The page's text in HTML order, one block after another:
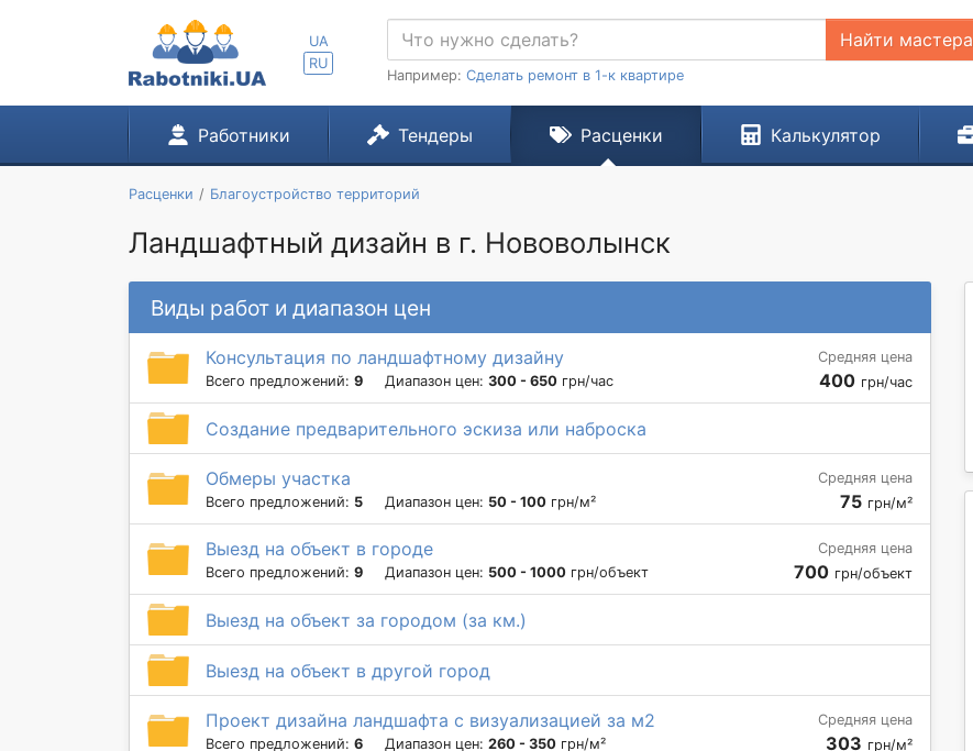
UA
RU
Найти мастера
Например: Сделать ремонт в 1-к квартире
Работники Тендеры Расценки Калькулятор
Расценки Благоустройство территорий
Ландшафтный дизайн в г. Нововолынск
Виды работ и диапазон цен
Консультация по ландшафтному дизайну
Всего предложений: 9 Диапазон цен: 300 - 650 грн/час
Средняя цена
400 грн/час
Создание предварительного эскиза или наброска
Обмеры участка
Всего предложений: 5 Диапазон цен: 50 - 100 грн/м²
Средняя цена
75 грн/м²
Выезд на объект в городе
Всего предложений: 9 Диапазон цен: 500 - 1000 грн/объект
Средняя цена
700 грн/объект
Выезд на объект за городом (за км.)
Выезд на объект в другой город
Проект дизайна ландшафта с визуализацией за м2
Всего предложений: 6 Диапазон цен: 260 - 350 грн/м²
Средняя цена
303 грн/м²